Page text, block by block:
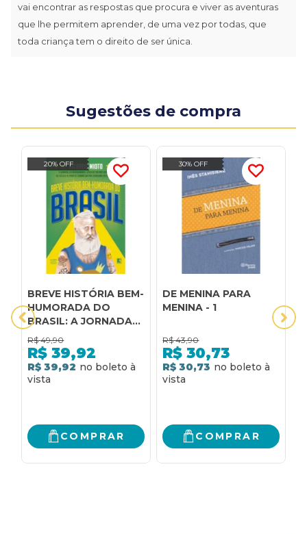
vai encontrar as respostas que procura e viver as aventuras
que lhe permitem aprender, de uma vez por todas, que
toda criança tem o direito de ser única.
Sugestões de compra
20% OFF
BREVE HISTÓRIA BEM-
HUMORADA DO
BRASIL: A JORNADA
EXTRAORDINÁRIA DE
UM PAÍS ATRASADO
DO SÉCULO 16 PARA
SE TORNAR UM PAÍS
R$ 49,90
R$ 39,92
R$ 39,92
COMPRAR
30% OFF
DE MENINA PARA
MENINA - 1
R$ 43,90
R$ 30,73
R$ 30,73
COMPRAR